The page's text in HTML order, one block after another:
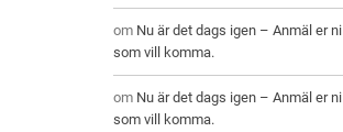
om Nu är det dags igen – Anmäl er ni
som vill komma.
om Nu är det dags igen – Anmäl er ni
som vill komma.